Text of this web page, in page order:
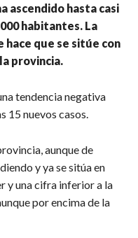
ascendido hasta casi
habitantes. La
hace que se sitúe con
provincia.
tendencia negativa
15 nuevos casos.
aunque de
y ya se sitúa en
y una cifra inferior a la
por encima de la